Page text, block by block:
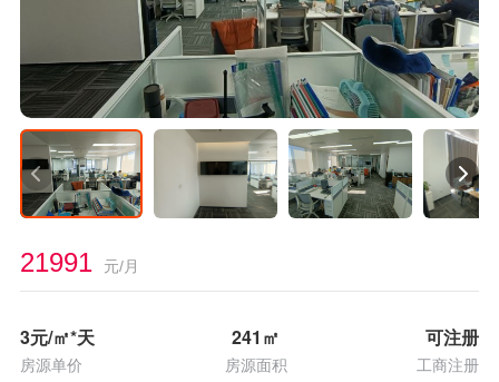
21991 元/月
3元/㎡*天
房源单价
241 ㎡
房源面积
可注册
工商注册